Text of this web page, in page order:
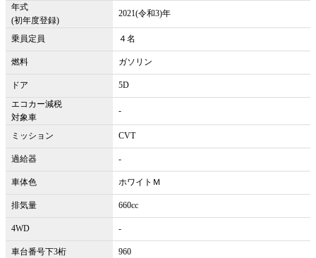
年式
(初年度登録)
2021(令和3)年
乗員定員 ４名
燃料 ガソリン
ドア
5D
エコカー減税
対象車
-
ミッション CVT
過給器 -
車体色 ホワイトＭ
排気量 660cc
4WD -
車台番号下3桁 960